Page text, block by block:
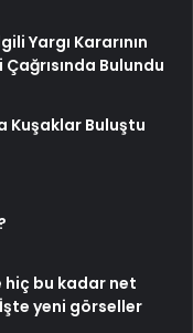
Yargı Kararının
Bulundu
Kuşaklar Buluştu
hiç bu kadar net
yeni görseller